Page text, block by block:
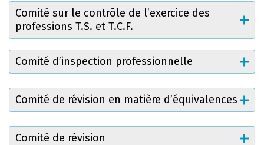
Comité sur le contrôle de l’exercice des
professions T.S. et T.C.F.
Comité d’inspection professionnelle
Comité de révision en matière d’équivalences
Comité de révision